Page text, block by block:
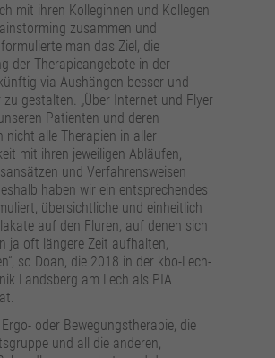
mit ihren Kolleginnen und Kollegen
zusammen und
man das Ziel, die
der Therapieangebote in der
via Aushängen besser und
gestalten. „Über Internet und Flyer
Patienten und deren
nicht alle Therapien in aller
mit ihren jeweiligen Abläufen,
und Verfahrensweisen
haben wir ein entsprechendes
übersichtliche und einheitlich
auf den Fluren, auf denen sich
ja oft längere Zeit aufhalten,
so Doan, die 2018 in der kbo-Lech-
Landsberg am Lech als PIA
oder Bewegungstherapie, die
und all die anderen,